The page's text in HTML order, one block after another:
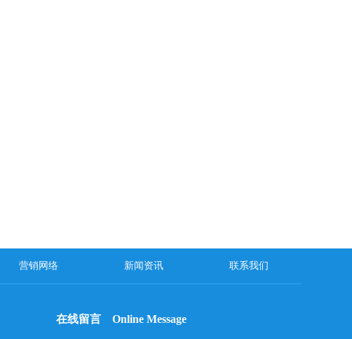
营销网络 新闻资讯 联系我们
在线留言 Online Message